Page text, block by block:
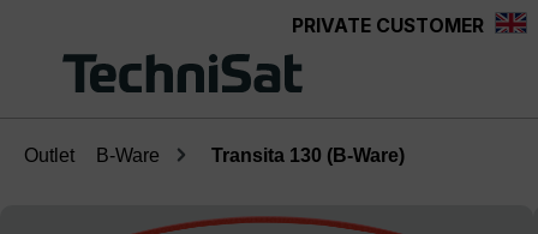
PRIVATE CUSTOMER
Outlet B-Ware Transita 130 (B-Ware)
Skip image gallery